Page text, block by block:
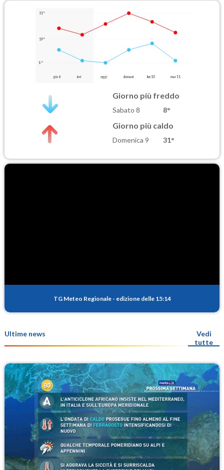
31°
19°
8°
gio 6 ieri oggi domani lun 10 mar 11
Giorno più freddo
Sabato 8 8°
Giorno più caldo
Domenica 9 31°
TG Meteo Regionale - edizione delle 15:14
Ultime news
Vedi
tutte